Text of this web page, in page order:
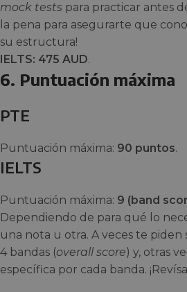
mock tests para practicar antes
la pena para asegurarte que
su estructura!
IELTS: 475 AUD.
6. Puntuación máxima
PTE
Puntuación máxima: 90 puntos.
IELTS
Puntuación máxima: 9 (band
Dependiendo de para qué lo
una nota u otra. A veces te piden
4 bandas (overall score) y, otras
específica por cada banda.